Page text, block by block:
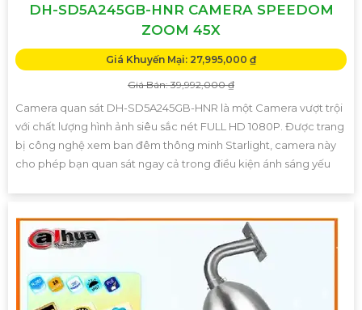
DH-SD5A245GB-HNR CAMERA SPEEDOM
ZOOM 45X
Giá Khuyến Mại: 27,995,000 ₫
Giá Bán: 39,992,000 ₫
Camera quan sát DH-SD5A245GB-HNR là một Camera vượt trội
với chất lượng hình ảnh siêu sắc nét FULL HD 1080P. Được trang
bị công nghệ xem ban đêm thông minh Starlight, camera này
cho phép bạn quan sát ngay cả trong điều kiện ánh sáng yếu